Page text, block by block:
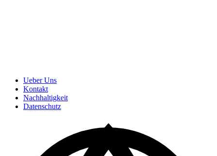
Ueber Uns
Kontakt
Nachhaltigkeit
Datenschutz